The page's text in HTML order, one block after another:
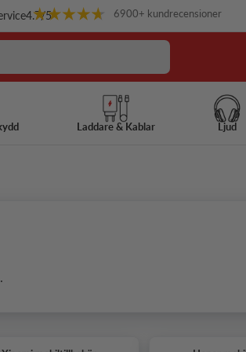
4.7/5 6900+ kundrecensioner
Laddare & Kablar Ljud